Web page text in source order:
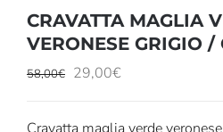
CRAVATTA MAGLIA
VERONESE GRIGIO /
58,00€ Il
29,00€Il